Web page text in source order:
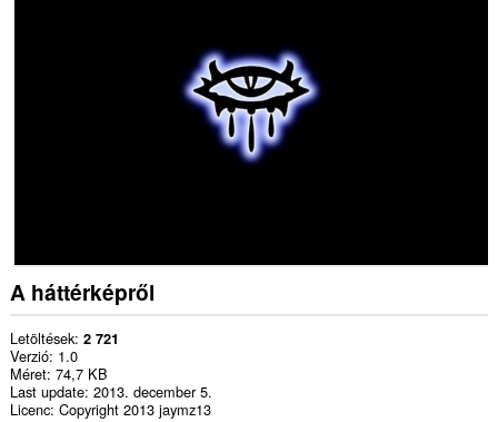
A háttérképről
Letöltések 2 721
Verzió 1.0
Méret 74,7 KB
Last update 2013. december 5.
Licenc Copyright 2013 jaymz13